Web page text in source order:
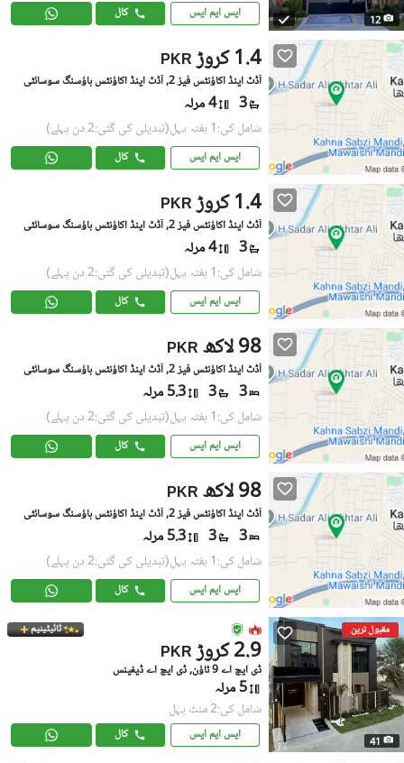
12 ایس ایم ایس کال
PKR 1.4 کروڑ
آڈٹ اینڈ اکاؤنٹس فیز 2, آڈٹ اینڈ اکاؤنٹس ہاؤسنگ سوسائٹی
3 4 مرلہ
شامل کی:1 ہفتہ پہل (تبدیلی کی گئی:2 دن پہلے)
ایس ایم ایس کال
PKR 1.4 کروڑ
آڈٹ اینڈ اکاؤنٹس فیز 2, آڈٹ اینڈ اکاؤنٹس ہاؤسنگ سوسائٹی
3 4 مرلہ
شامل کی:1 ہفتہ پہل (تبدیلی کی گئی:2 دن پہلے)
ایس ایم ایس کال
PKR 98 لاکھ
آڈٹ اینڈ اکاؤنٹس فیز 2, آڈٹ اینڈ اکاؤنٹس ہاؤسنگ سوسائٹی
3
3 5.3 مرلہ
شامل کی:1 ہفتہ پہل (تبدیلی کی گئی:2 دن پہلے)
ایس ایم ایس کال
PKR 98 لاکھ
آڈٹ اینڈ اکاؤنٹس فیز 2, آڈٹ اینڈ اکاؤنٹس ہاؤسنگ سوسائٹی
3
3 5.3 مرلہ
شامل کی:1 ہفتہ پہل (تبدیلی کی گئی:2 دن پہلے)
ایس ایم ایس کال
مقبول ترین
41
ٹائیٹینیم
PKR 2.9 کروڑ
ڈی ایچ اے 9 ٹاؤن, ڈی ایچ اے ڈیفینس
5 مرلہ
شامل کی:2 منٹ پہل
ایس ایم ایس کال